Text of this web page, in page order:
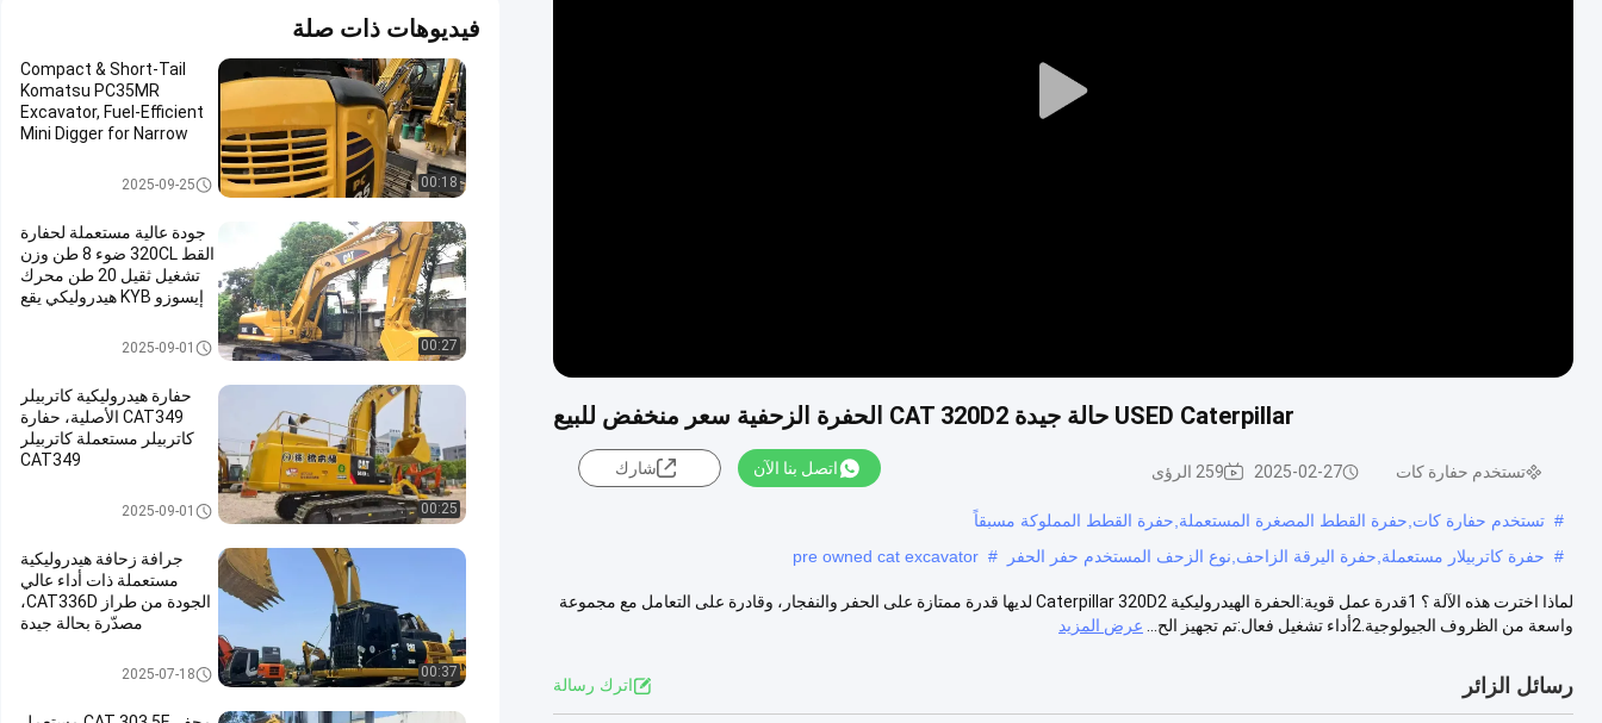
Play
USED Caterpillar حالة جيدة CAT 320D2 الحفرة الزحفية سعر منخفض للبيع
تستخدم حفارة كات 2025-02-27 259 الرؤى اتصل بنا الآن شارك
# تستخدم حفارة كات,حفرة القطط المصغرة المستعملة,حفرة القطط المملوكة مسبقاً
# حفرة كاتربيلار مستعملة,حفرة اليرقة الزاحف,نوع الزحف المستخدم حفر الحفر #
pre owned cat excavator
لماذا اخترت هذه الآلة ؟ 1قدرة عمل قوية:الحفرة الهيدروليكية Caterpillar 320D2 لديها قدرة ممتازة على الحفر والنفجار، وقادرة على التعامل مع مجموعة
واسعة من الظروف الجيولوجية.2أداء تشغيل فعال:تم تجهيز الح...
عرض المزيد
رسائل الزائر اترك رسالة
فيديوهات ذات صلة
00:18
Compact & Short-Tail
Komatsu PC35MR
Excavator, Fuel-Efficient
Mini Digger for Narrow
Maintenance/Yard
تستخدم حفارة كوماتسو2025-09-25
00:27
جودة عالية مستعملة لحفارة
القط 320CL ضوء 8 طن وزن
تشغيل ثقيل 20 طن محرك
إيسوزو KYB هيدروليكي يقع
تستخدم حفارة كات2025-09-01
00:25
حفارة هيدروليكية كاتربيلر
CAT349 الأصلية، حفارة
كاتربيلر مستعملة كاتربيلر
CAT349
تستخدم حفارة كات2025-09-01
00:37
جرافة زحافة هيدروليكية
مستعملة ذات أداء عالي
الجودة من طراز CAT336D،
مصدّرة بحالة جيدة
تستخدم حفارة كات2025-07-18